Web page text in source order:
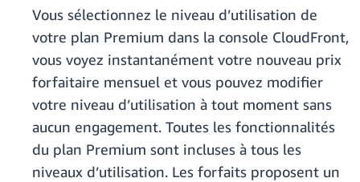
Vous sélectionnez le niveau d’utilisation de
votre plan Premium dans la console CloudFront,
vous voyez instantanément votre nouveau prix
forfaitaire mensuel et vous pouvez modifier
votre niveau d’utilisation à tout moment sans
aucun engagement. Toutes les fonctionnalités
du plan Premium sont incluses à tous les
niveaux d’utilisation. Les forfaits proposent un